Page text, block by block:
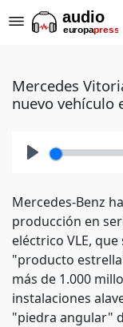
Mercedes
nuevo vehículo
Mercedes-Benz
producción en
eléctrico VLE,
"producto
más de 1.000
instalaciones
"piedra angular"